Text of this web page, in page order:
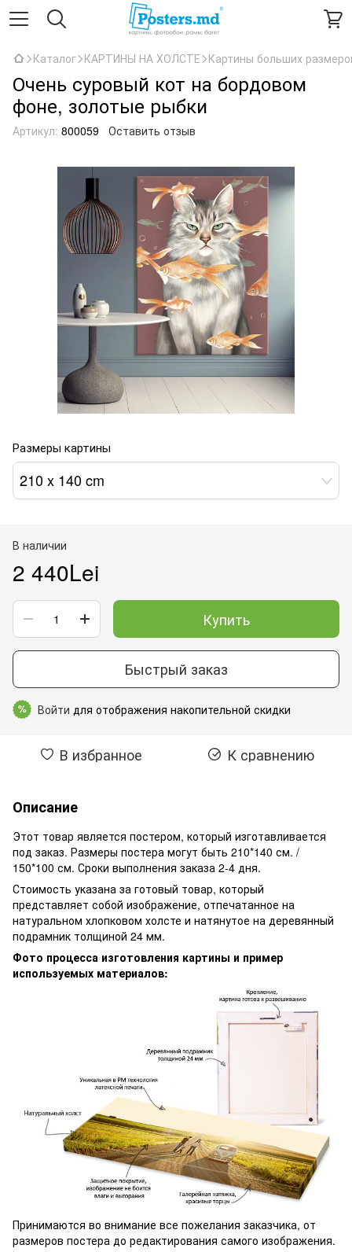
Каталог КАРТИНЫ НА ХОЛСТЕ Картины больших
Очень суровый кот на бордовом
фоне, золотые рыбки
Артикул: 800059 Оставить отзыв
Размеры картины
210 x 140 cm
В наличии
2 440Lei
Купить
Быстрый заказ
% Войти для отображения накопительной скидки
В избранное К сравнению
Описание
Этот товар является постером, который изготавливается
под заказ. Размеры постера могут быть 210*140 см. /
150*100 см. Сроки выполнения заказа 2-4 дня.
Стоимость указана за готовый товар, который
представляет собой изображение, отпечатанное на
натуральном хлопковом холсте и натянутое на деревянный
подрамник толщиной 24 мм.
Фото процесса изготовления картины и пример
используемых материалов:
Принимаются во внимание все пожелания заказчика, от
размеров постера до редактирования самого изображения.